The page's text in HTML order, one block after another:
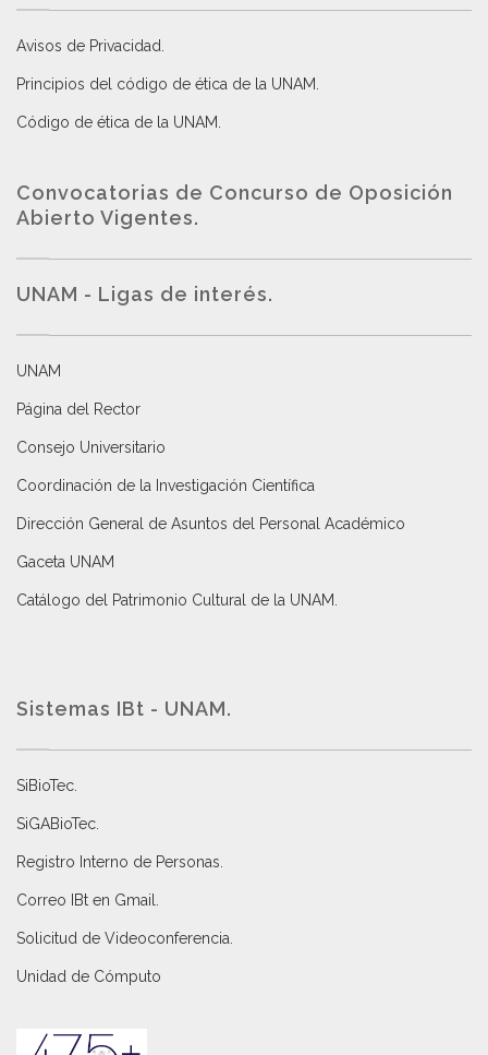
Avisos de Privacidad
Principios del código de ética de la UNAM
Código de ética de la UNAM
Convocatorias de Concurso de Oposición
Abierto Vigentes.
UNAM - Ligas de interés.
UNAM
Página del Rector
Consejo Universitario
Coordinación de la Investigación Científica
Dirección General de Asuntos del Personal Académico
Gaceta UNAM
Catálogo del Patrimonio Cultural de la UNAM.
Sistemas IBt - UNAM.
SiBioTec
SiGABioTec.
Registro Interno de Personas
Correo IBt en Gmail
Solicitud de Videoconferencia.
Unidad de Cómputo